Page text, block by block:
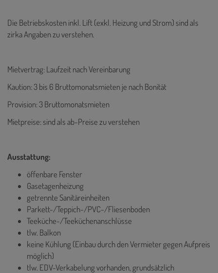
Die Betriebskosten inkl. Lift (exkl. Heizung und Strom) sind als
zirka Angaben zu verstehen.
Mietvertrag: Laufzeit nach Vereinbarung
Kaution: 3 bis 6 Bruttomonatsmieten je nach Bonität
Provision: 3 Bruttomonatsmieten
Mietpreise: sind als ab-Preise zu verstehen
Ausstattung:
öffenbare Fenster
Gasetagenheizung
getrennte Sanitäreinheiten
Parkett-/Teppich-/PVC-/Fliesenboden
Teeküche-/Teeküchenanschlüsse
tlw. Balkon
keine Kühlung (Einbau durch den Vermieter gegen Aufpreis
möglich)
tlw. EDV-Verkabelung vorhanden, grundsätzlich